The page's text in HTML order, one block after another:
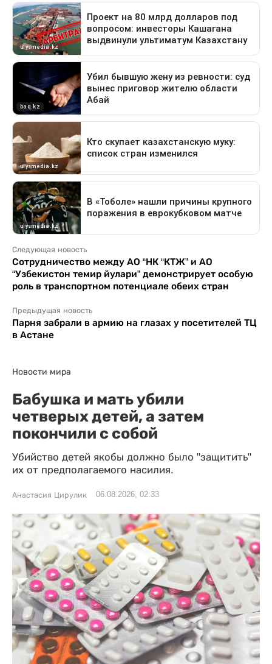
Следующая новость
Сотрудничество между АО “НК “КТЖ” и АО
“Узбекистон темир йулари” демонстрирует особую
роль в транспортном потенциале обеих стран
Предыдущая новость
Парня забрали в армию на глазах у посетителей ТЦ
в Астане
Новости мира
Бабушка и мать убили
четверых детей, а затем
покончили с собой
Убийство детей якобы должно было "защитить"
их от предполагаемого насилия.
Анастасия Цирулик 06.08.2026, 02:33